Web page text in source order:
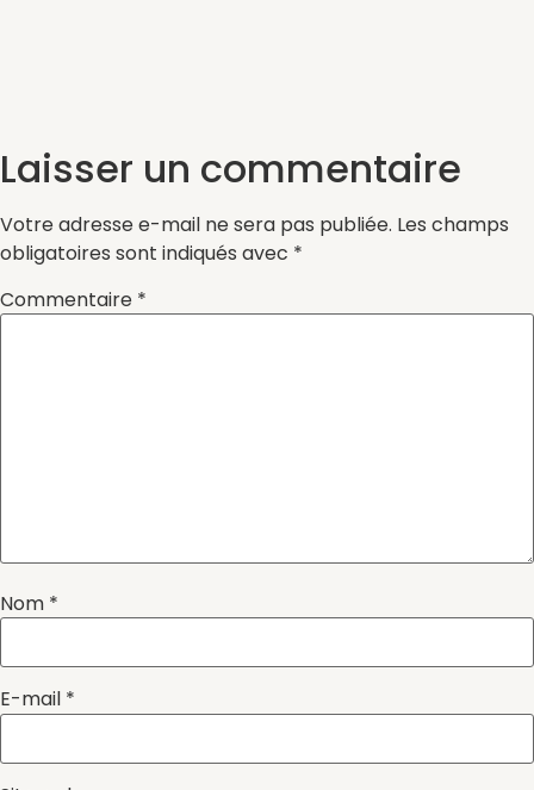
Laisser un commentaire
Votre adresse e-mail ne sera pas publiée. Les champs
obligatoires sont indiqués avec *
Commentaire *
Nom *
E-mail *